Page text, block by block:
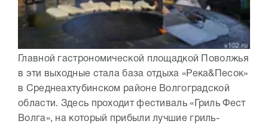
Главной гастрономической площадкой Поволжья
в эти выходные стала база отдыха «Река&Песок»
в Среднеахтубинском районе Волгоградской
области. Здесь проходит фестиваль «Гриль Фест
Волга», на который прибыли лучшие гриль-